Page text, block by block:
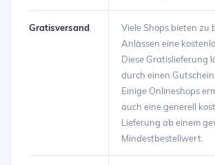
Gratisversand
Viele Shops bieten zu
Anlässen eine
Diese Gratislieferung
durch einen
Einige Onlineshops
auch eine generell
Lieferung ab einem
Mindestbestellwert.